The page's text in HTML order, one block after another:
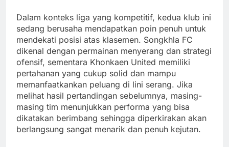
Dalam konteks liga yang kompetitif, kedua klub ini
sedang berusaha mendapatkan poin penuh untuk
mendekati posisi atas klasemen. Songkhla FC
dikenal dengan permainan menyerang dan strategi
ofensif, sementara Khonkaen United memiliki
pertahanan yang cukup solid dan mampu
memanfaatkankan peluang di lini serang. Jika
melihat hasil pertandingan sebelumnya, masing-
masing tim menunjukkan performa yang bisa
dikatakan berimbang sehingga diperkirakan akan
berlangsung sangat menarik dan penuh kejutan.